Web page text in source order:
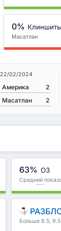
0% Клиншиты
Масатлан
22/02/2024
Америка
2
Масатлан
2
63% ОЗ
Средний
лиге : 57%
Больше 8.5,